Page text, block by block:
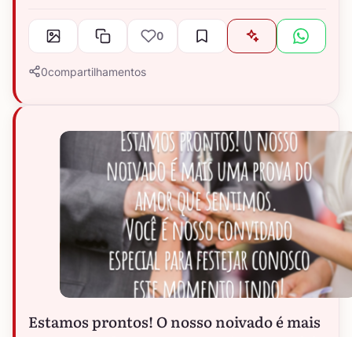
0
0compartilhamentos
Estamos prontos! O nosso noivado é mais